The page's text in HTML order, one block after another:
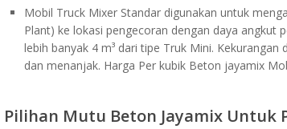
Mobil Truck Mixer Standar digunakan untuk
Plant) ke lokasi pengecoran dengan daya angkut
lebih banyak 4 m³ dari tipe Truk Mini.
dan menanjak. Harga Per kubik Beton jayamix
Pilihan Mutu Beton Jayamix Untuk